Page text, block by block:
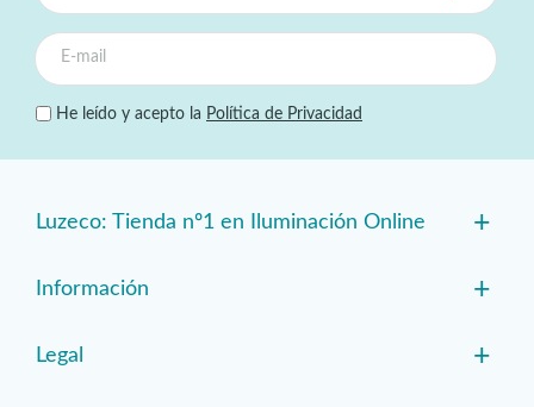
He leído y acepto la Política de Privacidad
Luzeco: Tienda nº1 en Iluminación Online +
Información +
Legal +